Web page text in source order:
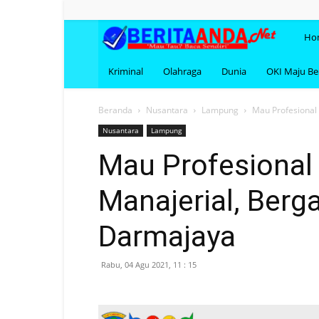
Kriminal Olahraga Dunia OKI Maju
Beranda Nusantara Lampung Mau
Nusantara Lampung
Mau
Manajerial,
Darmajaya
Rabu, 04 Agu 2021, 11 : 15